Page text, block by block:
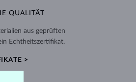
QUALITÄT
aus geprüften
Echtheitszertifikat.
>